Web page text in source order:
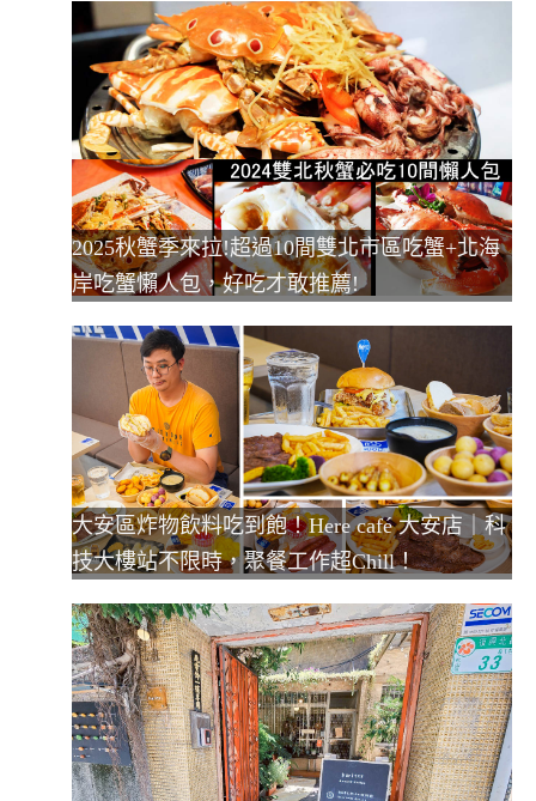
2025秋蟹季來拉!超過10間雙北市區吃蟹+北海
岸吃蟹懶人包，好吃才敢推薦!
大安區炸物飲料吃到飽！Here café 大安店｜科
技大樓站不限時，聚餐工作超Chill！